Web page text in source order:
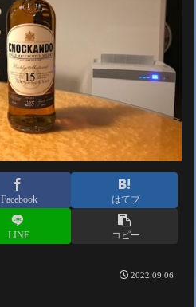
Facebook はてブ
LINE コピー
2022.09.06